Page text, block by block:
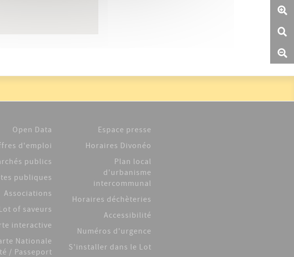
Open Data
d'emploi
publics
publiques
Associations
of saveurs
interactive
Nationale
/ Passeport
Espace presse
Horaires Divonéo
Plan local
d'urbanisme
intercommunal
Horaires déchèteries
Accessibilité
Numéros d'urgence
S'installer dans le Lot